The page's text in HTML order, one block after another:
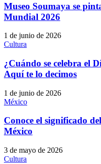
Museo Soumaya se
Mundial 2026
1 de junio de 2026
Cultura
¿Cuándo se celebra el
Aquí te lo decimos
1 de junio de 2026
México
Conoce el significado
México
3 de mayo de 2026
Cultura